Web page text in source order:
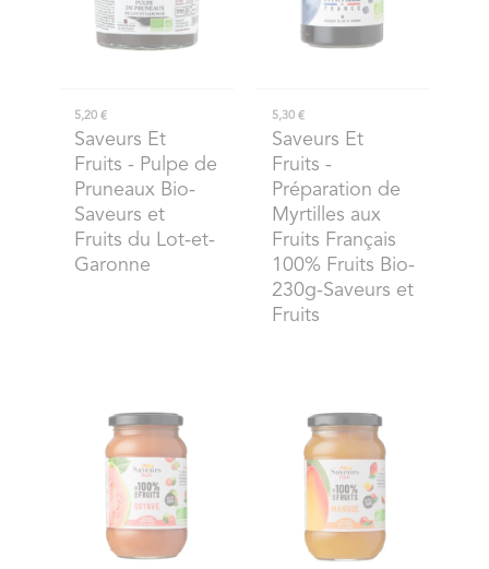
5,20 €
Saveurs Et
Fruits - Pulpe de
Pruneaux Bio-
Saveurs et
Fruits du Lot-et-
Garonne
5,30 €
Saveurs Et
Fruits -
Préparation de
Myrtilles aux
Fruits Français
100% Fruits Bio-
230g-Saveurs et
Fruits